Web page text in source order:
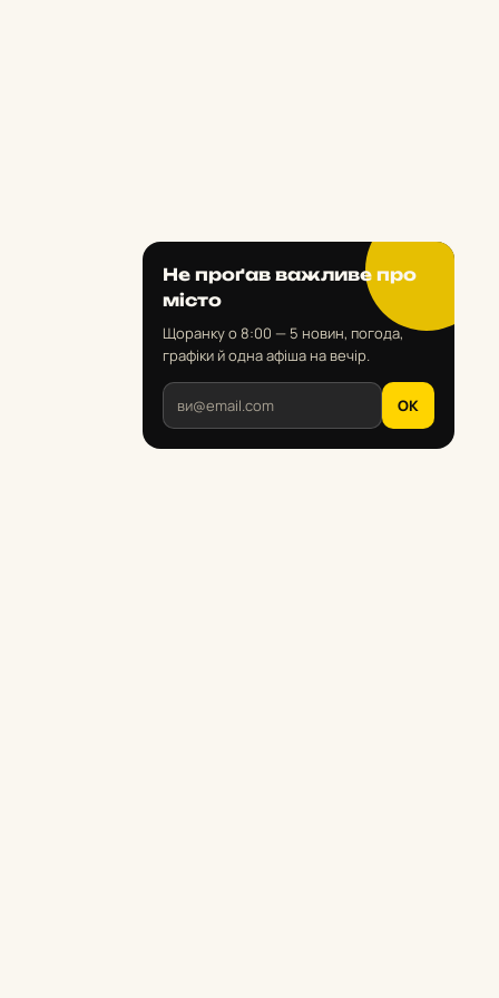
Не проґав важливе про
місто
Щоранку о 8:00 — 5 новин, погода,
графіки й одна афіша на вечір.
OK